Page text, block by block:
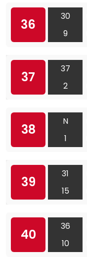
36
30
9
37
37
2
38
N
1
39
31
15
40
36
10